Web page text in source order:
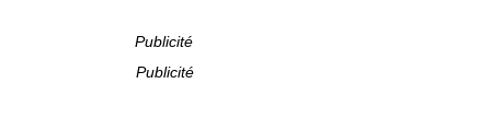
Publicité
Publicité